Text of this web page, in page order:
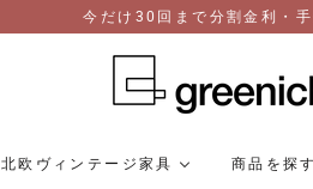
今だけ30回まで分割金利・
北欧ヴィンテージ家具
商品を探す